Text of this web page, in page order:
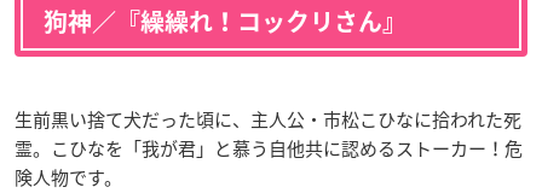
狗神／『繰繰れ！コックリさん』
生前黒い捨て犬だった頃に、主人公・市松こひなに拾われた死
霊。こひなを「我が君」と慕う自他共に認めるストーカー！危
険人物です。